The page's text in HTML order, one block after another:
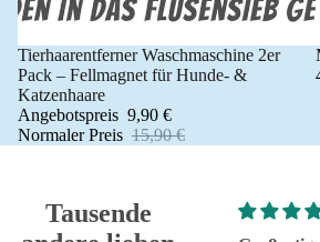
Angebot 🐾
Tierhaarentferner Waschmaschine 2er
Pack – Fellmagnet für Hunde- &
Katzenhaare
Angebotspreis 9,90 €
Normaler Preis 15,90 €
Tausende